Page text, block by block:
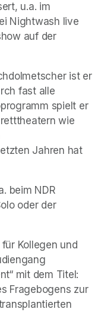
u.a. im
Nightwash live
auf der
ist er
fast alle
spielt er
wie
Jahren hat
beim NDR
oder der
Kollegen und
mit dem Titel:
Fragebogens zur